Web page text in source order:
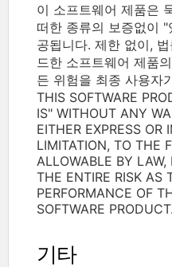
이 소프트웨어 제품은
떠한 종류의 보증없이
공됩니다. 제한 없이,
드한 소프트웨어 제품
든 위험을 최종 사용자
THIS SOFTWARE
IS" WITHOUT ANY
EITHER EXPRESS OR
LIMITATION, TO THE
ALLOWABLE BY
THE ENTIRE RISK AS
PERFORMANCE OF
SOFTWARE PRODUCT.
기타